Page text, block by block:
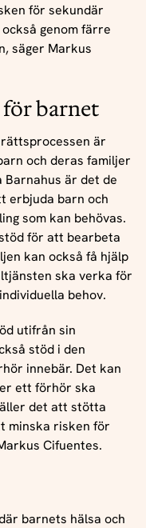
för sekundär
genom färre
säger Markus
barnet
är
och deras familjer
Barnahus är det de
erbjuda barn och
som kan behövas.
för att bearbeta
kan också få hjälp
ska verka för
behov.
utifrån sin
stöd i den
innebär. Det kan
ett förhör ska
det att stötta
minska risken för
Cifuentes.
barnets hälsa och